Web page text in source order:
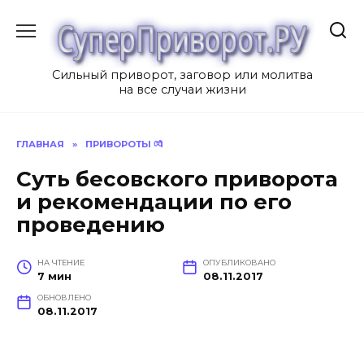
содержанию
Сильный приворот, заговор или молитва
на все случаи жизни
ГЛАВНАЯ » ПРИВОРОТЫ 💏
Суть бесовского приворота
и рекомендации по его
проведению
НА ЧТЕНИЕ
7 мин
ОПУБЛИКОВАНО
08.11.2017
ОБНОВЛЕНО
08.11.2017